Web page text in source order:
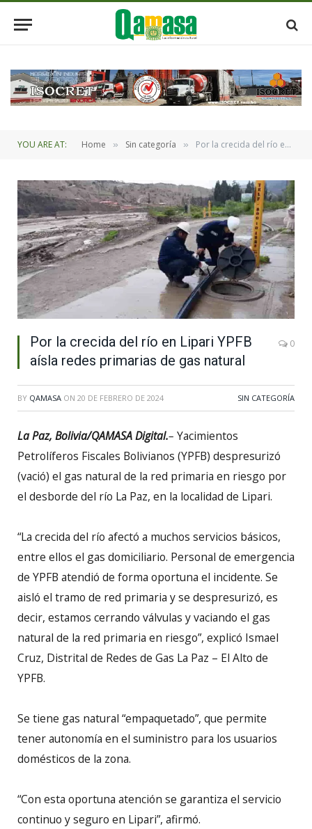
YOU ARE AT: Home » Sin categoría » Por la crecida del río en Lipari YPFB aísla redes primarias de gas natural
Por la crecida del río en Lipari YPFB
aísla redes primarias de gas natural
0
BY QAMASA ON 20 DE FEBRERO DE 2024 SIN CATEGORÍA
La Paz, Bolivia/QAMASA Digital.– Yacimientos
Petrolíferos Fiscales Bolivianos (YPFB) despresurizó
(vació) el gas natural de la red primaria en riesgo por
el desborde del río La Paz, en la localidad de Lipari.
“La crecida del río afectó a muchos servicios básicos,
entre ellos el gas domiciliario. Personal de emergencia
de YPFB atendió de forma oportuna el incidente. Se
aisló el tramo de red primaria y se despresurizó, es
decir, estamos cerrando válvulas y vaciando el gas
natural de la red primaria en riesgo”, explicó Ismael
Cruz, Distrital de Redes de Gas La Paz – El Alto de
YPFB.
Se tiene gas natural “empaquetado”, que permite
tener autonomía en el suministro para los usuarios
domésticos de la zona.
“Con esta oportuna atención se garantiza el servicio
continuo y seguro en Lipari”, afirmó.